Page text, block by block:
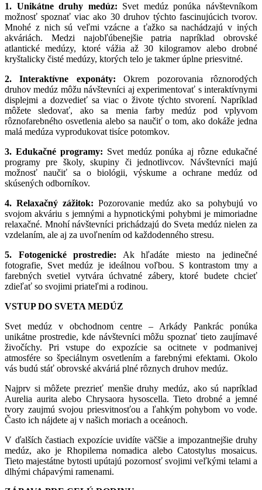
1. Unikátne druhy medúz: Svet medúz ponúka návštevníkom
možnosť spoznať viac ako 30 druhov týchto fascinujúcich tvorov.
Mnohé z nich sú veľmi vzácne a ťažko sa nachádzajú v iných
akváriách. Medzi najobľúbenejšie patria napríklad obrovské
atlantické medúzy, ktoré vážia až 30 kilogramov alebo drobné
kryštalicky čisté medúzy, ktorých telo je takmer úplne priesvitné.
2. Interaktívne exponáty: Okrem pozorovania rôznorodých
druhov medúz môžu návštevníci aj experimentovať s interaktívnymi
displejmi a dozvedieť sa viac o živote týchto stvorení. Napríklad
môžete sledovať, ako sa menia farby medúz pod vplyvom
rôznofarebného osvetlenia alebo sa naučiť o tom, ako dokáže jedna
malá medúza vyprodukovat tisíce potomkov.
3. Edukačné programy: Svet medúz ponúka aj rôzne edukačné
programy pre školy, skupiny či jednotlivcov. Návštevníci majú
možnosť naučiť sa o biológii, výskume a ochrane medúz od
skúsených odborníkov.
4. Relaxačný zážitok: Pozorovanie medúz ako sa pohybujú vo
svojom akváriu s jemnými a hypnotickými pohybmi je mimoriadne
relaxačné. Mnohí návštevníci prichádzajú do Sveta medúz nielen za
vzdelaním, ale aj za uvoľnením od každodenného stresu.
5. Fotogenické prostredie: Ak hľadáte miesto na jedinečné
fotografie, Svet medúz je ideálnou voľbou. S kontrastom tmy a
farebných svetiel vytvára úchvatné zábery, ktoré budete chcieť
zdieľať so svojimi priateľmi a rodinou.
VSTUP DO SVETA MEDÚZ
Svet medúz v obchodnom centre – Arkády Pankrác ponúka
unikátne prostredie, kde návštevníci môžu spoznať tieto zaujímavé
živočíchy. Pri vstupe do expozície sa ocitnete v podmanivej
atmosfére so špeciálnym osvetlením a farebnými efektami. Okolo
vás budú stáť obrovské akváriá plné rôznych druhov medúz.
Najprv si môžete prezrieť menšie druhy medúz, ako sú napríklad
Aurelia aurita alebo Chrysaora hysoscella. Tieto drobné a jemné
tvory zaujmú svojou priesvitnosťou a ľahkým pohybom vo vode.
Často ich nájdete aj v našich moriach a oceánoch.
V ďalších častiach expozície uvidíte väčšie a impozantnejšie druhy
medúz, ako je Rhopilema nomadica alebo Catostylus mosaicus.
Tieto majestátne bytosti upútajú pozornosť svojimi veľkými telami a
dlhými chápavými ramenami.